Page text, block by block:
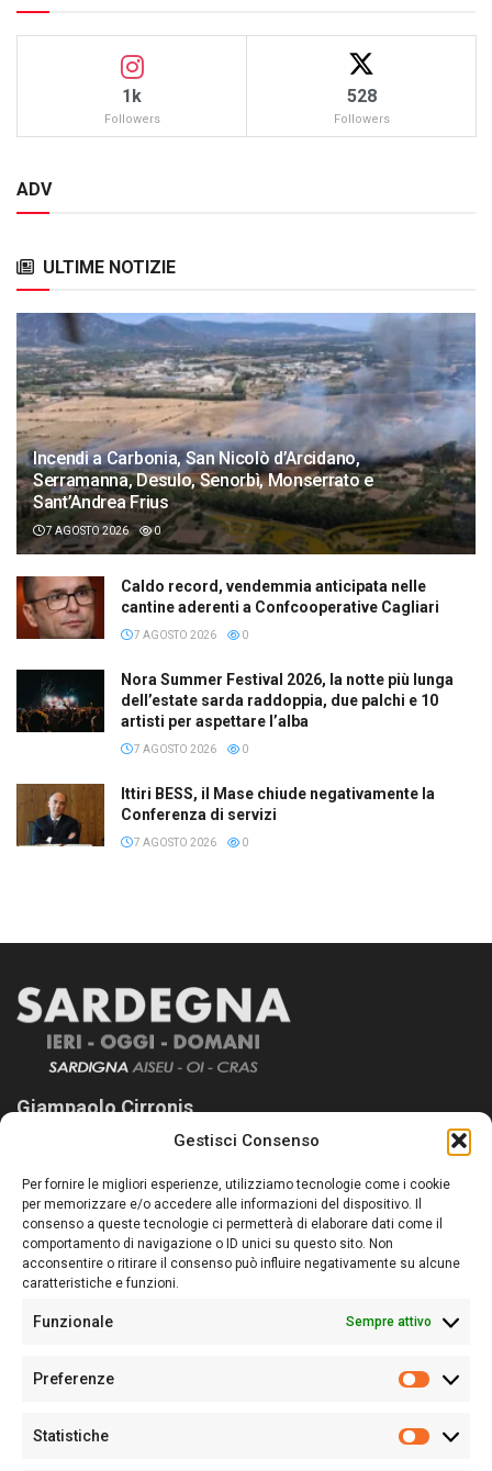
Gestisci Consenso
Per fornire le migliori esperienze, utilizziamo tecnologie come i cookie
per memorizzare e/o accedere alle informazioni del dispositivo. Il
consenso a queste tecnologie ci permetterà di elaborare dati come il
comportamento di navigazione o ID unici su questo sito. Non
acconsentire o ritirare il consenso può influire negativamente su alcune
caratteristiche e funzioni.
Funzionale Sempre attivo
Preferenze
Statistiche
1k
Followers
528
Followers
ADV
ULTIME NOTIZIE
Incendi a Carbonia, San Nicolò d’Arcidano,
Serramanna, Desulo, Senorbì, Monserrato e
Sant’Andrea Frius
7 AGOSTO 2026 0
Caldo record, vendemmia anticipata nelle
cantine aderenti a Confcooperative Cagliari
7 AGOSTO 2026 0
Nora Summer Festival 2026, la notte più lunga
dell’estate sarda raddoppia, due palchi e 10
artisti per aspettare l’alba
7 AGOSTO 2026 0
Ittiri BESS, il Mase chiude negativamente la
Conferenza di servizi
7 AGOSTO 2026 0
Giampaolo Cirronis
Sardegna Ieri-Oggi-Domani nasce per informare “liberamente” i
lettori su quanto accade in Sardegna, con un occhio rivolto al
nostro passato e, soprattutto, al nostro futuro
Follow Us
Sede:Via Cristoforo Colombo 09013 Carbonia
Partita IVA02270380922